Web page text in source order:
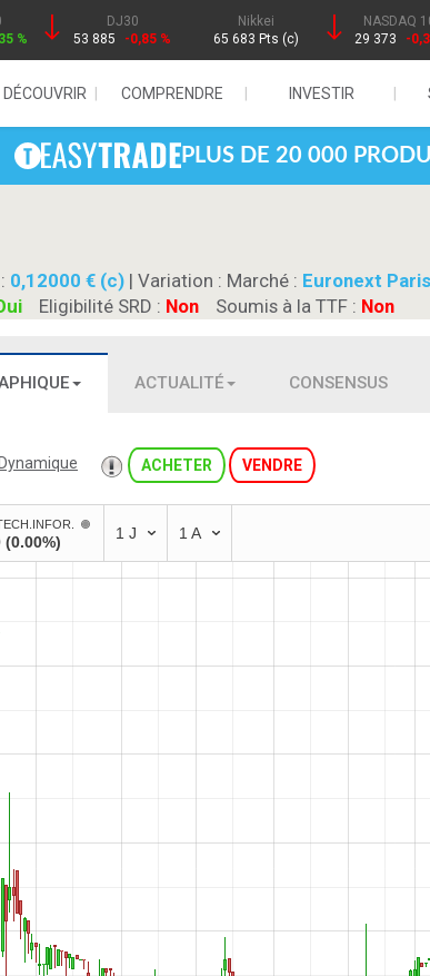
%
DJ30
53 885
-0,85 %
Nikkei
65 683 Pts (c)
NASDAQ
29 373
-
DÉCOUVRIR COMPRENDRE INVESTIR
PLUS DE 20 000
0,12000 € (c) | Variation : Marché : Euronext Paris
Eligibilité SRD : Non Soumis à la TTF : Non
ACTUALITÉ CONSENSUS
Dynamique ACHETER VENDRE